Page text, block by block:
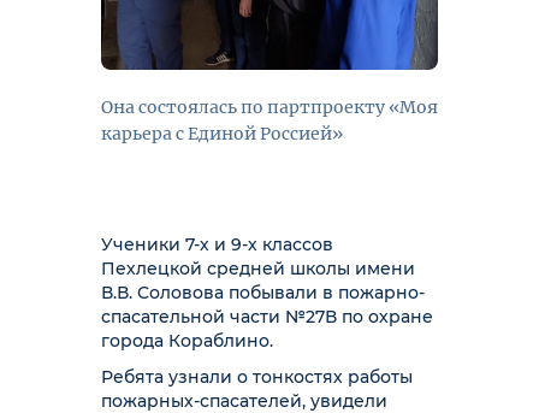
Она состоялась по партпроекту «Моя
карьера с Единой Россией»
Ученики 7-х и 9-х классов
Пехлецкой средней школы имени
В.В. Соловова побывали в пожарно-
спасательной части №27В по охране
города Кораблино.
Ребята узнали о тонкостях работы
пожарных-спасателей, увидели